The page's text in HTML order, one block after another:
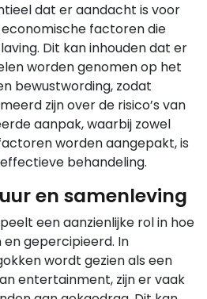
dat er aandacht is voor
factoren die
Dit kan inhouden dat er
worden genomen op het
bewustwording, zodat
zijn over de risico’s van
aanpak, waarbij zowel
worden aangepakt, is
behandeling.
en samenleving
een aanzienlijke rol in hoe
gepercipieerd. In
wordt gezien als een
entertainment, zijn er vaak